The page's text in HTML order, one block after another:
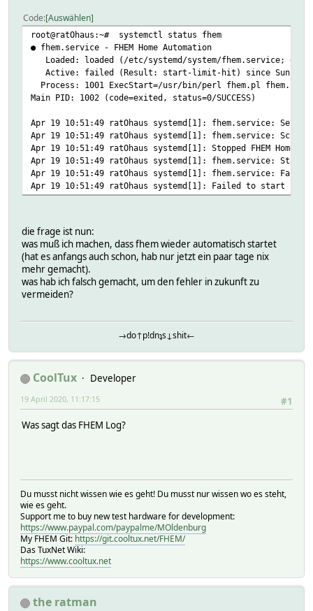
Code Auswählen
root@ratOhaus:~# systemctl status fhem
● fhem.service - FHEM Home Automation
Loaded: loaded (/etc/systemd/system/fhem.service;
Active: failed (Result: start-limit-hit) since Sun 2020-
Process: 1001 ExecStart=/usr/bin/perl fhem.pl fhem.cfg
Main PID: 1002 (code=exited, status=0/SUCCESS)
Apr 19 10:51:49 ratOhaus systemd[1]: fhem.service:
Apr 19 10:51:49 ratOhaus systemd[1]: fhem.service:
Apr 19 10:51:49 ratOhaus systemd[1]: Stopped FHEM Home
Apr 19 10:51:49 ratOhaus systemd[1]: fhem.service:
Apr 19 10:51:49 ratOhaus systemd[1]: fhem.service:
Apr 19 10:51:49 ratOhaus systemd[1]: Failed to start FHEM
die frage ist nun:
was muß ich machen, dass fhem wieder automatisch startet
(hat es anfangs auch schon, hab nur jetzt ein paar tage nix
mehr gemacht).
was hab ich falsch gemacht, um den fehler in zukunft zu
vermeiden?
→do↑p!dnʇs↓shit←
CoolTux
Developer
#1
19 April 2020, 11:17:15
Was sagt das FHEM Log?
Du musst nicht wissen wie es geht! Du musst nur wissen wo es steht,
wie es geht.
Support me to buy new test hardware for development:
https://www.paypal.com/paypalme/MOldenburg
My FHEM Git: https://git.cooltux.net/FHEM/
Das TuxNet Wiki:
https://www.cooltux.net
the ratman